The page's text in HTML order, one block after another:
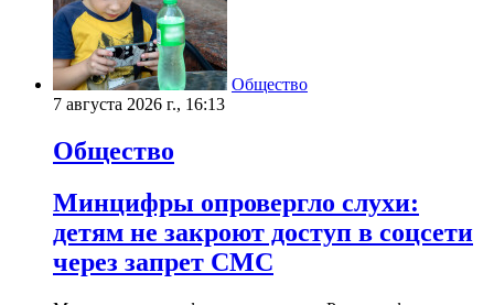
Общество
7 августа 2026 г., 16:13
Общество
Минцифры опровергло слухи:
детям не закроют доступ в соцсети
через запрет СМС